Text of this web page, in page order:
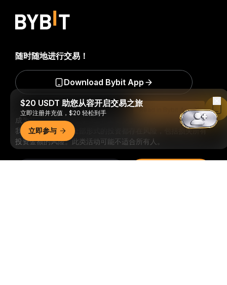
成为第一个获得加密货币世界重要见解和分析的人：立即申购
我们的时事通讯。
全部形式的投资都存在风险，包括损失所有
投资金额的风险。此类活动可能不适合所有人。
随时随地进行交易！
Download Bybit App
$20 USDT 助您从容开启交易之旅
立即注册并充值，$20 轻松到手
立即参与
Read in Bybit App